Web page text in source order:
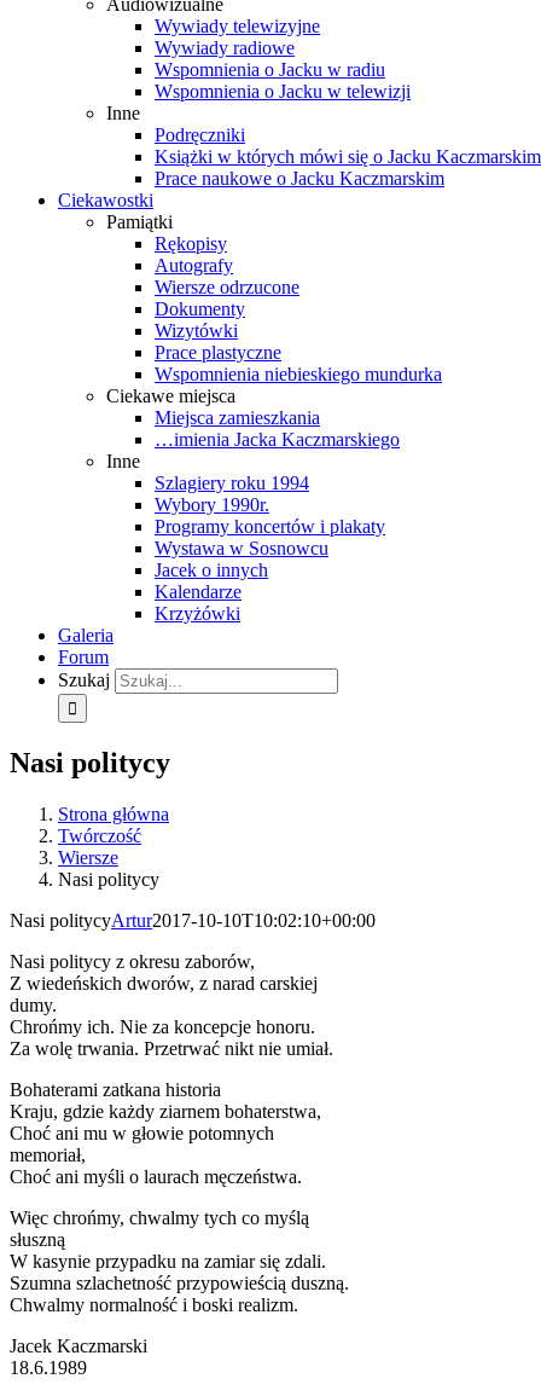
Audiowizualne
Wywiady telewizyjne
Wywiady radiowe
Wspomnienia o Jacku w radiu
Wspomnienia o Jacku w telewizji
Inne
Podręczniki
Książki w których mówi się o Jacku Kaczmarskim
Prace naukowe o Jacku Kaczmarskim
Ciekawostki
Pamiątki
Rękopisy
Autografy
Wiersze odrzucone
Dokumenty
Wizytówki
Prace plastyczne
Wspomnienia niebieskiego mundurka
Ciekawe miejsca
Miejsca zamieszkania
…imienia Jacka Kaczmarskiego
Inne
Szlagiery roku 1994
Wybory 1990r.
Programy koncertów i plakaty
Wystawa w Sosnowcu
Jacek o innych
Kalendarze
Krzyżówki
Galeria
Forum
Szukaj
Nasi politycy
Strona główna
Twórczość
Wiersze
Nasi politycy
Nasi politycyArtur2017-10-10T10:02:10+00:00
Nasi politycy z okresu zaborów,
Z wiedeńskich dworów, z narad carskiej
dumy.
Chrońmy ich. Nie za koncepcje honoru.
Za wolę trwania. Przetrwać nikt nie umiał.
Bohaterami zatkana historia
Kraju, gdzie każdy ziarnem bohaterstwa,
Choć ani mu w głowie potomnych
memoriał,
Choć ani myśli o laurach męczeństwa.
Więc chrońmy, chwalmy tych co myślą
słuszną
W kasynie przypadku na zamiar się zdali.
Szumna szlachetność przypowieścią duszną.
Chwalmy normalność i boski realizm.
Jacek Kaczmarski
18.6.1989